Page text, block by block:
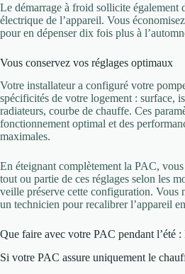
Le démarrage à froid sollicite également
électrique de l’appareil. Vous
pour en dépenser dix fois plus à
Vous conservez vos réglages optimaux
Votre installateur a configuré votre
spécificités de votre logement : surface,
radiateurs, courbe de chauffe. Ces
fonctionnement optimal et des
maximales.
En éteignant complètement la PAC,
tout ou partie de ces réglages selon les
veille préserve cette configuration. Vous
un technicien pour recalibrer l’appareil
Que faire avec votre PAC pendant l’été :
Si votre PAC assure uniquement le